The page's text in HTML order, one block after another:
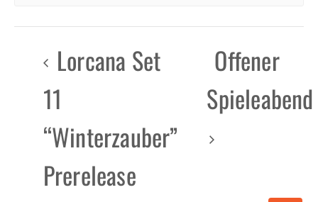
Lorcana Set
11
“Winterzauber”
Prerelease
Offener
Spieleabend